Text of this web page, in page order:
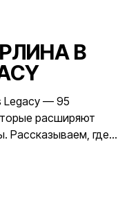
В
Legacy — 95
расширяют
Рассказываем, где
тип загадок и